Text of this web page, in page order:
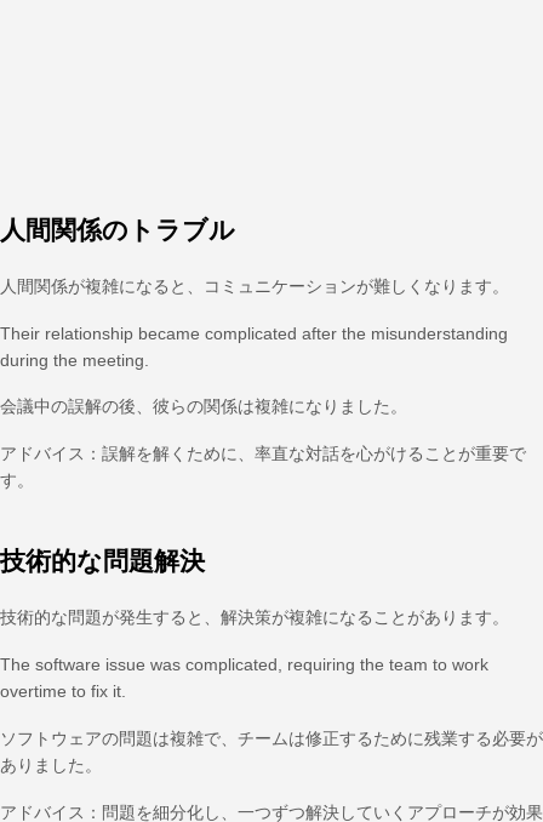
人間関係のトラブル
人間関係が複雑になると、コミュニケーションが難しくなります。
Their relationship became complicated after the misunderstanding
during the meeting.
会議中の誤解の後、彼らの関係は複雑になりました。
アドバイス：誤解を解くために、率直な対話を心がけることが重要で
す。
技術的な問題解決
技術的な問題が発生すると、解決策が複雑になることがあります。
The software issue was complicated, requiring the team to work
overtime to fix it.
ソフトウェアの問題は複雑で、チームは修正するために残業する必要が
ありました。
アドバイス：問題を細分化し、一つずつ解決していくアプローチが効果